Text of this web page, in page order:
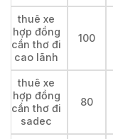
thuê xe
hợp đồng
cần thơ đi
cao lãnh
100
thuê xe
hợp đồng
cần thơ đi
sadec
80